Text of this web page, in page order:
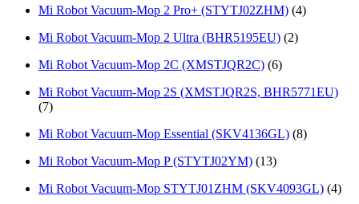
Mi Robot Vacuum-Mop 2 Pro+ (STYTJ02ZHM) (4)
Mi Robot Vacuum-Mop 2 Ultra (BHR5195EU) (2)
Mi Robot Vacuum-Mop 2C (XMSTJQR2C) (6)
Mi Robot Vacuum-Mop 2S (XMSTJQR2S, BHR5771EU)
(7)
Mi Robot Vacuum-Mop Essential (SKV4136GL) (8)
Mi Robot Vacuum-Mop P (STYTJ02YM) (13)
Mi Robot Vacuum-Mop STYTJ01ZHM (SKV4093GL) (4)